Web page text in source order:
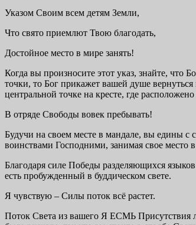
Указом Своим всем детям Земли,
Что свято приемлют Твою благодать,
Достойное место в мире занять!
Когда вы произносите этот указ, знайте, что
точки, то Бог прикажет вашей душе
центральной точке на кресте, где
В отряде Свободы вовек пребывать!
Будучи на своем месте в мандале, вы едины с
воинствами Господними, занимая свое место
Благодаря силе Победы разделяющихся
есть пробужденный в буддическом свете.
Я чувствую – Силы поток всё растет.
Поток Света из вашего Я ЕСМЬ Присутствия